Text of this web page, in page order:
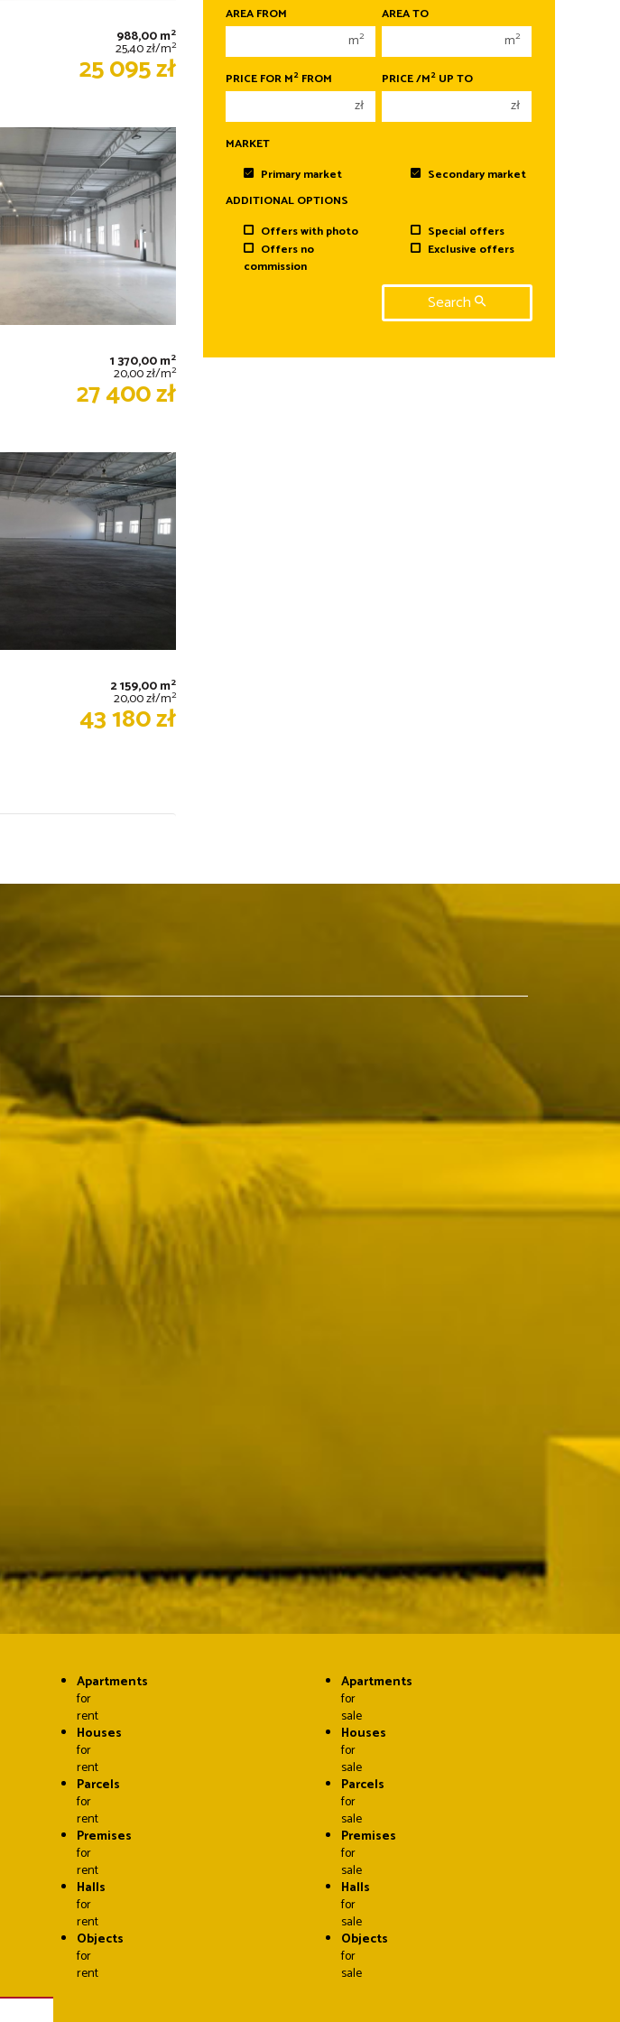
988,00 m2
25,40 zł/m2
25 095 zł
1 370,00 m2
20,00 zł/m2
27 400 zł
2 159,00 m2
20,00 zł/m2
43 180 zł
400 000 zł
400 000 zł
AREA FROM
m2
AREA TO
m2
PRICE FOR M2 FROM
zł
PRICE /M2UP TO
zł
MARKET
Primary market
Secondary market
ADDITIONAL OPTIONS
Offers with photo
Special offers
Offers no
commission
Exclusive offers
Search
Apartments
for
rent
Houses
for
rent
Parcels
for
rent
Premises
for
rent
Halls
for
rent
Objects
for
rent
Apartments
for
sale
Houses
for
sale
Parcels
for
sale
Premises
for
sale
Halls
for
sale
Objects
for
sale